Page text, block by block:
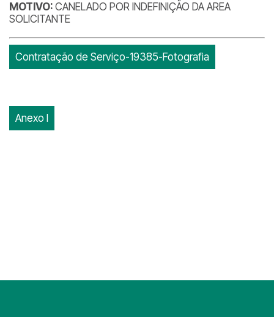
MOTIVO: CANELADO POR INDEFINIÇÃO DA AREA
SOLICITANTE
Contratação de Serviço-19385-Fotografia
Anexo I